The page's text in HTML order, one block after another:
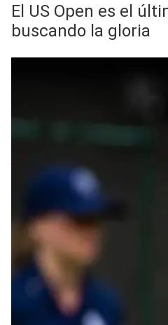
El US Open es el
buscando la gloria